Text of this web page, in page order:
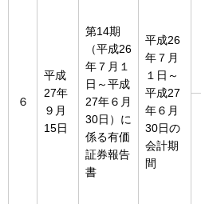
６
平成
27年
９月
15日
第14期
（平成26
年７月１
日～平成
27年６月
30日）に
係る有価
証券報告
書
平成26
年７月
１日～
平成27
年６月
30日の
会計期
間